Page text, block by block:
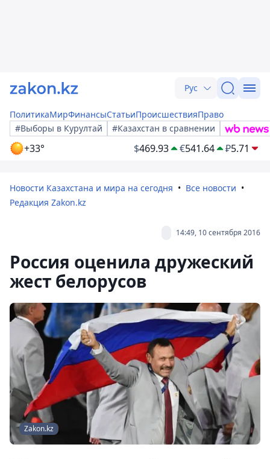
Рус
ПолитикаМирФинансыСтатьиПроисшествияПраво
#Выборы в Курултай
#Казахстан в сравнении
+33° $469.93 €541.64 ₽5.71
Новости Казахстана и мира на сегодня
Все новости
Редакция Zakon.kz
14:49, 10 сентября 2016
Россия оценила дружеский
жест белорусов
Zakon.kz